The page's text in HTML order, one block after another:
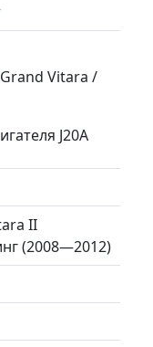
Vitara /
J20A
II
(2008—2012)